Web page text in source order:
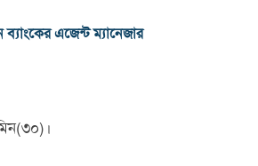
এজেন্ট ম্যানেজার